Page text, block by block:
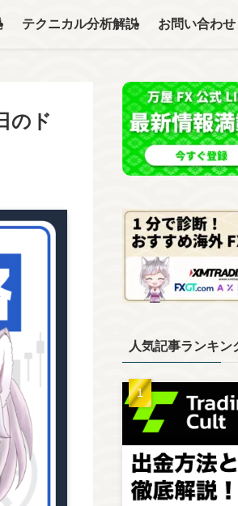
テクニカル分析解説 お問い合わせ
のド
人気記事ランキン